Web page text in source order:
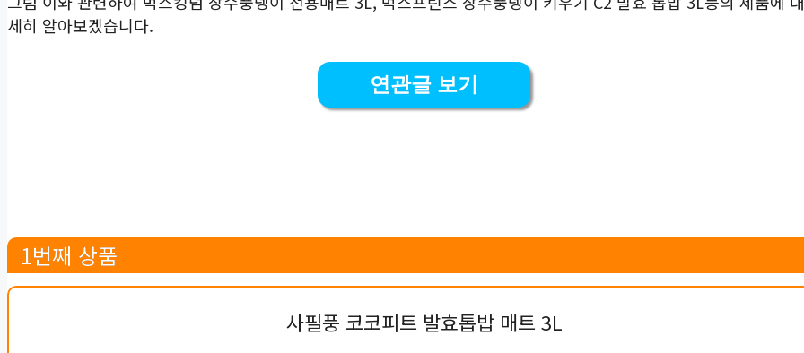
세히 알아보겠습니다.
연관글 보기
1번째 상품
사필풍 코코피트 발효톱밥 매트 3L